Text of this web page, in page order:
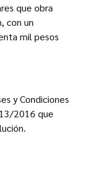
que obra
con un
mil pesos
y Condiciones
2016 que